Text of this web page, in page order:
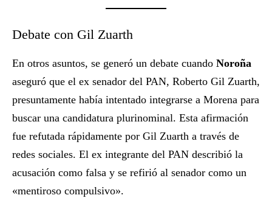
Debate con Gil Zuarth
En otros asuntos, se generó un debate cuando Noroña
aseguró que el ex senador del PAN, Roberto Gil Zuarth,
presuntamente había intentado integrarse a Morena para
buscar una candidatura plurinominal. Esta afirmación
fue refutada rápidamente por Gil Zuarth a través de
redes sociales. El ex integrante del PAN describió la
acusación como falsa y se refirió al senador como un
«mentiroso compulsivo».